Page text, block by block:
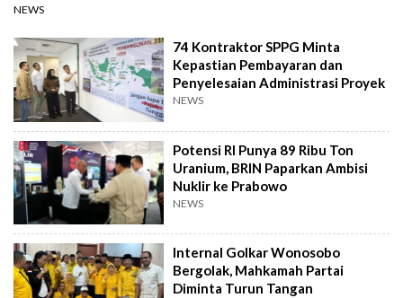
NEWS
74 Kontraktor SPPG Minta
Kepastian Pembayaran dan
Penyelesaian Administrasi Proyek
NEWS
Potensi RI Punya 89 Ribu Ton
Uranium, BRIN Paparkan Ambisi
Nuklir ke Prabowo
NEWS
Internal Golkar Wonosobo
Bergolak, Mahkamah Partai
Diminta Turun Tangan